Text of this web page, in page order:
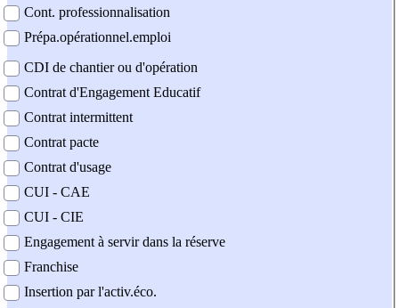
Cont. professionnalisation
Prépa.opérationnel.emploi
CDI de chantier ou d'opération
Contrat d'Engagement Educatif
Contrat intermittent
Contrat pacte
Contrat d'usage
CUI - CAE
CUI - CIE
Engagement à servir dans la réserve
Franchise
Insertion par l'activ.éco.